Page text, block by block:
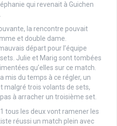
qui revenait à Guichen
la rencontre pouvait
et double dame.
départ pour l’équipe
Julie et Marig sont tombées
qu’elles sur ce match.
mis du temps à ce régler, un
malgré trois volants de sets,
à arracher un troisième set.
tous les deux vont ramener les
réussi un match plein avec